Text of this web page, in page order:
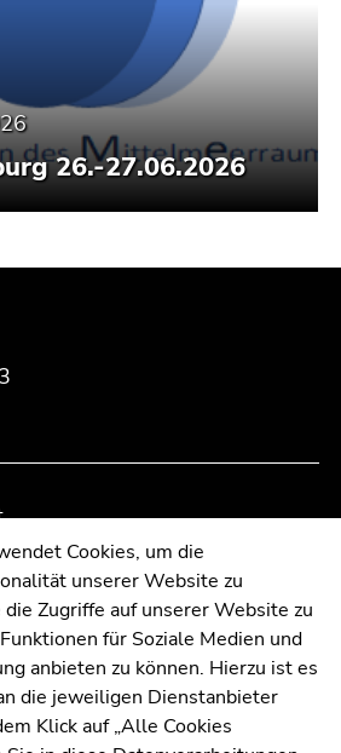
26.-27.06.2026
Öffentlichkeitsarbeit
Cookies, um die
unserer Website zu
Zugriffe auf unserer Website zu
für Soziale Medien und
anbieten zu können. Hierzu ist es
die jeweiligen Dienstanbieter
Klick auf „Alle Cookies